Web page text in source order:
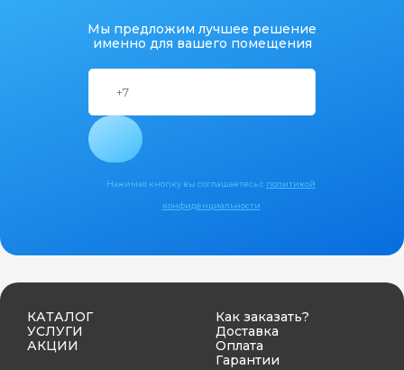
Мы предложим лучшее решение
именно для вашего помещения
Нажимая кнопку вы соглашаетесь с политикой
конфиденциальности
КАТАЛОГ
УСЛУГИ
АКЦИИ
Как заказать?
Доставка
Оплата
Гарантии